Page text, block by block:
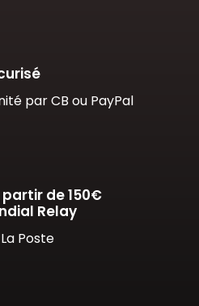
par CB ou PayPal
de 150€
Relay
Poste